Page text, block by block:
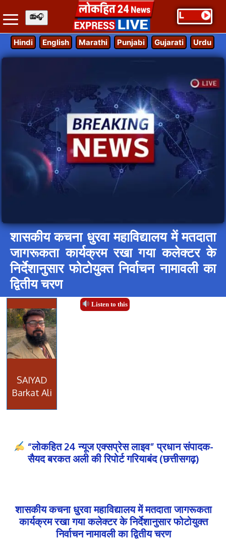
Hindi English Marathi Punjabi Gujarati Urdu
शासकीय कचना धुरवा महाविद्यालय में मतदाता
जागरूकता कार्यक्रम रखा गया कलेक्टर के
निर्देशानुसार फोटोयुक्त निर्वाचन नामावली का
द्वितीय चरण
Listen to this
SAIYAD
Barkat Ali
“लोकहित 24 न्यूज एक्सप्रेस लाइव” प्रधान संपादक-
सैयद बरकत अली की रिपोर्ट गरियाबंद (छत्तीसगढ़)
शासकीय कचना धुरवा महाविद्यालय में मतदाता जागरूकता
कार्यक्रम रखा गया कलेक्टर के निर्देशानुसार फोटोयुक्त
निर्वाचन नामावली का द्वितीय चरण